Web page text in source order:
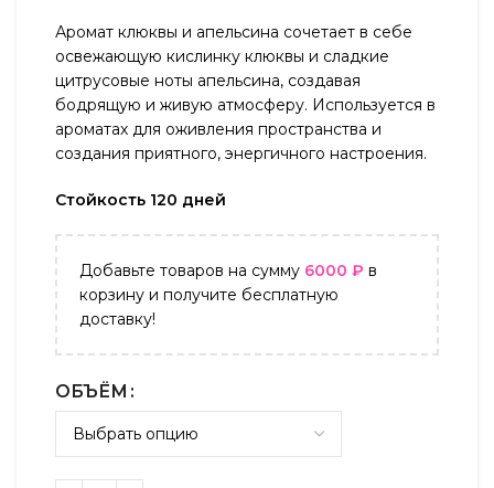
Аромат клюквы и апельсина сочетает в себе
освежающую кислинку клюквы и сладкие
цитрусовые ноты апельсина, создавая
бодрящую и живую атмосферу. Используется в
ароматах для оживления пространства и
создания приятного, энергичного настроения.
Стойкость 120 дней
Добавьте товаров на сумму 6000 ₽ в
корзину и получите бесплатную
доставку!
ОБЪЁМ